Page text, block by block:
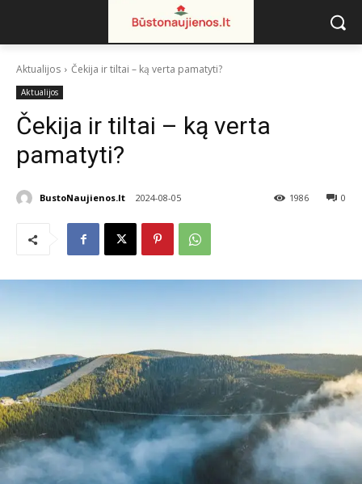
Aktualijos Čekija ir tiltai – ką verta pamatyti?
Aktualijos
Čekija ir tiltai – ką verta
pamatyti?
BustoNaujienos.lt 2024-08-05 0
1986